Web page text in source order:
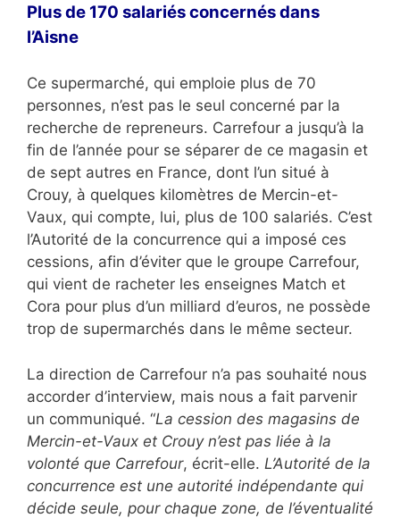
Plus de 170 salariés concernés dans
l’Aisne
Ce supermarché, qui emploie plus de 70
personnes, n’est pas le seul concerné par la
recherche de repreneurs. Carrefour a jusqu’à la
fin de l’année pour se séparer de ce magasin et
de sept autres en France, dont l’un situé à
Crouy, à quelques kilomètres de Mercin-et-
Vaux, qui compte, lui, plus de 100 salariés. C’est
l’Autorité de la concurrence qui a imposé ces
cessions, afin d’éviter que le groupe Carrefour,
qui vient de racheter les enseignes Match et
Cora pour plus d’un milliard d’euros, ne possède
trop de supermarchés dans le même secteur.
La direction de Carrefour n’a pas souhaité nous
accorder d’interview, mais nous a fait parvenir
un communiqué. “La cession des magasins de
Mercin-et-Vaux et Crouy n’est pas liée à la
volonté que Carrefour, écrit-elle. L’Autorité de la
concurrence est une autorité indépendante qui
décide seule, pour chaque zone, de l’éventualité